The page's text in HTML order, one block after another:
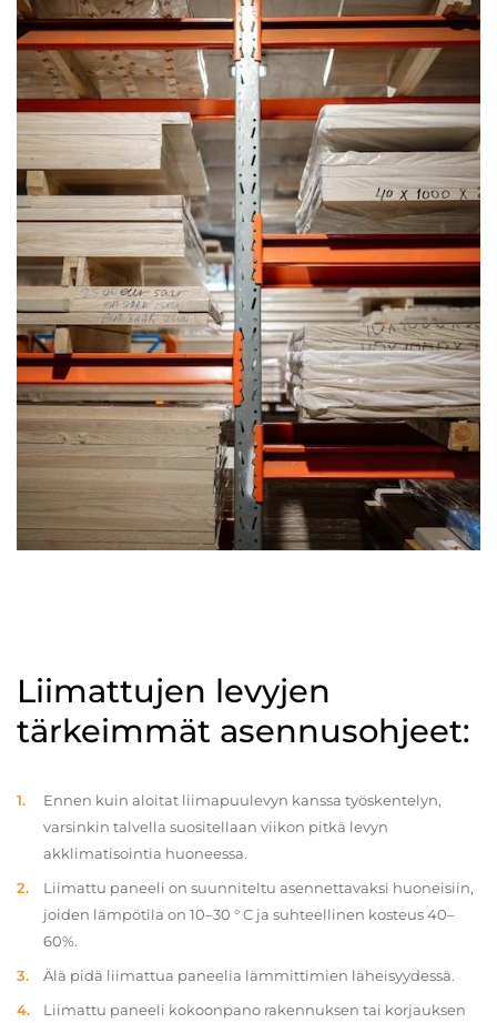
Liimattujen levyjen
tärkeimmät asennusohjeet:
Ennen kuin aloitat liimapuulevyn kanssa työskentelyn,
varsinkin talvella suositellaan viikon pitkä levyn
akklimatisointia huoneessa.
Liimattu paneeli on suunniteltu asennettavaksi huoneisiin,
joiden lämpötila on 10–30 ° C ja suhteellinen kosteus 40–
60%.
Älä pidä liimattua paneelia lämmittimien läheisyydessä.
Liimattu paneeli kokoonpano rakennuksen tai korjauksen